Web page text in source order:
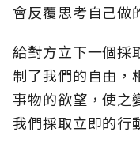
會反覆思考自己做
給對方立下一個採
制了我們的自由，
事物的欲望，使之
我們採取立即的行